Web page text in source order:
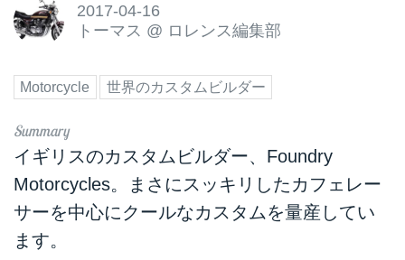
2017-04-16
トーマス @ ロレンス編集部
Motorcycle 世界のカスタムビルダー
イギリスのカスタムビルダー、Foundry
Motorcycles。まさにスッキリしたカフェレー
サーを中心にクールなカスタムを量産してい
ます。